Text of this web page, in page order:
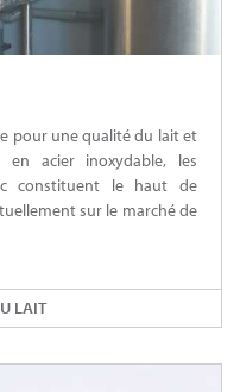
pour une qualité du lait et
en acier inoxydable, les
constituent le haut de
sur le marché de
LAIT